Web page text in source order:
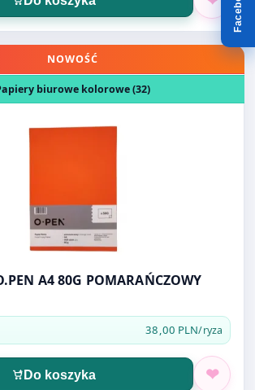
O.PEN A4 80G POMARAŃCZOWY
NOWOŚĆ
biurowe kolorowe (32)
A4 80G POMARAŃCZOWY
38,00 PLN/ryza
Do koszyka